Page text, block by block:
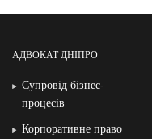
АДВОКАТ ДНІПРО
Супровід бізнес-
процесів
Корпоративне право